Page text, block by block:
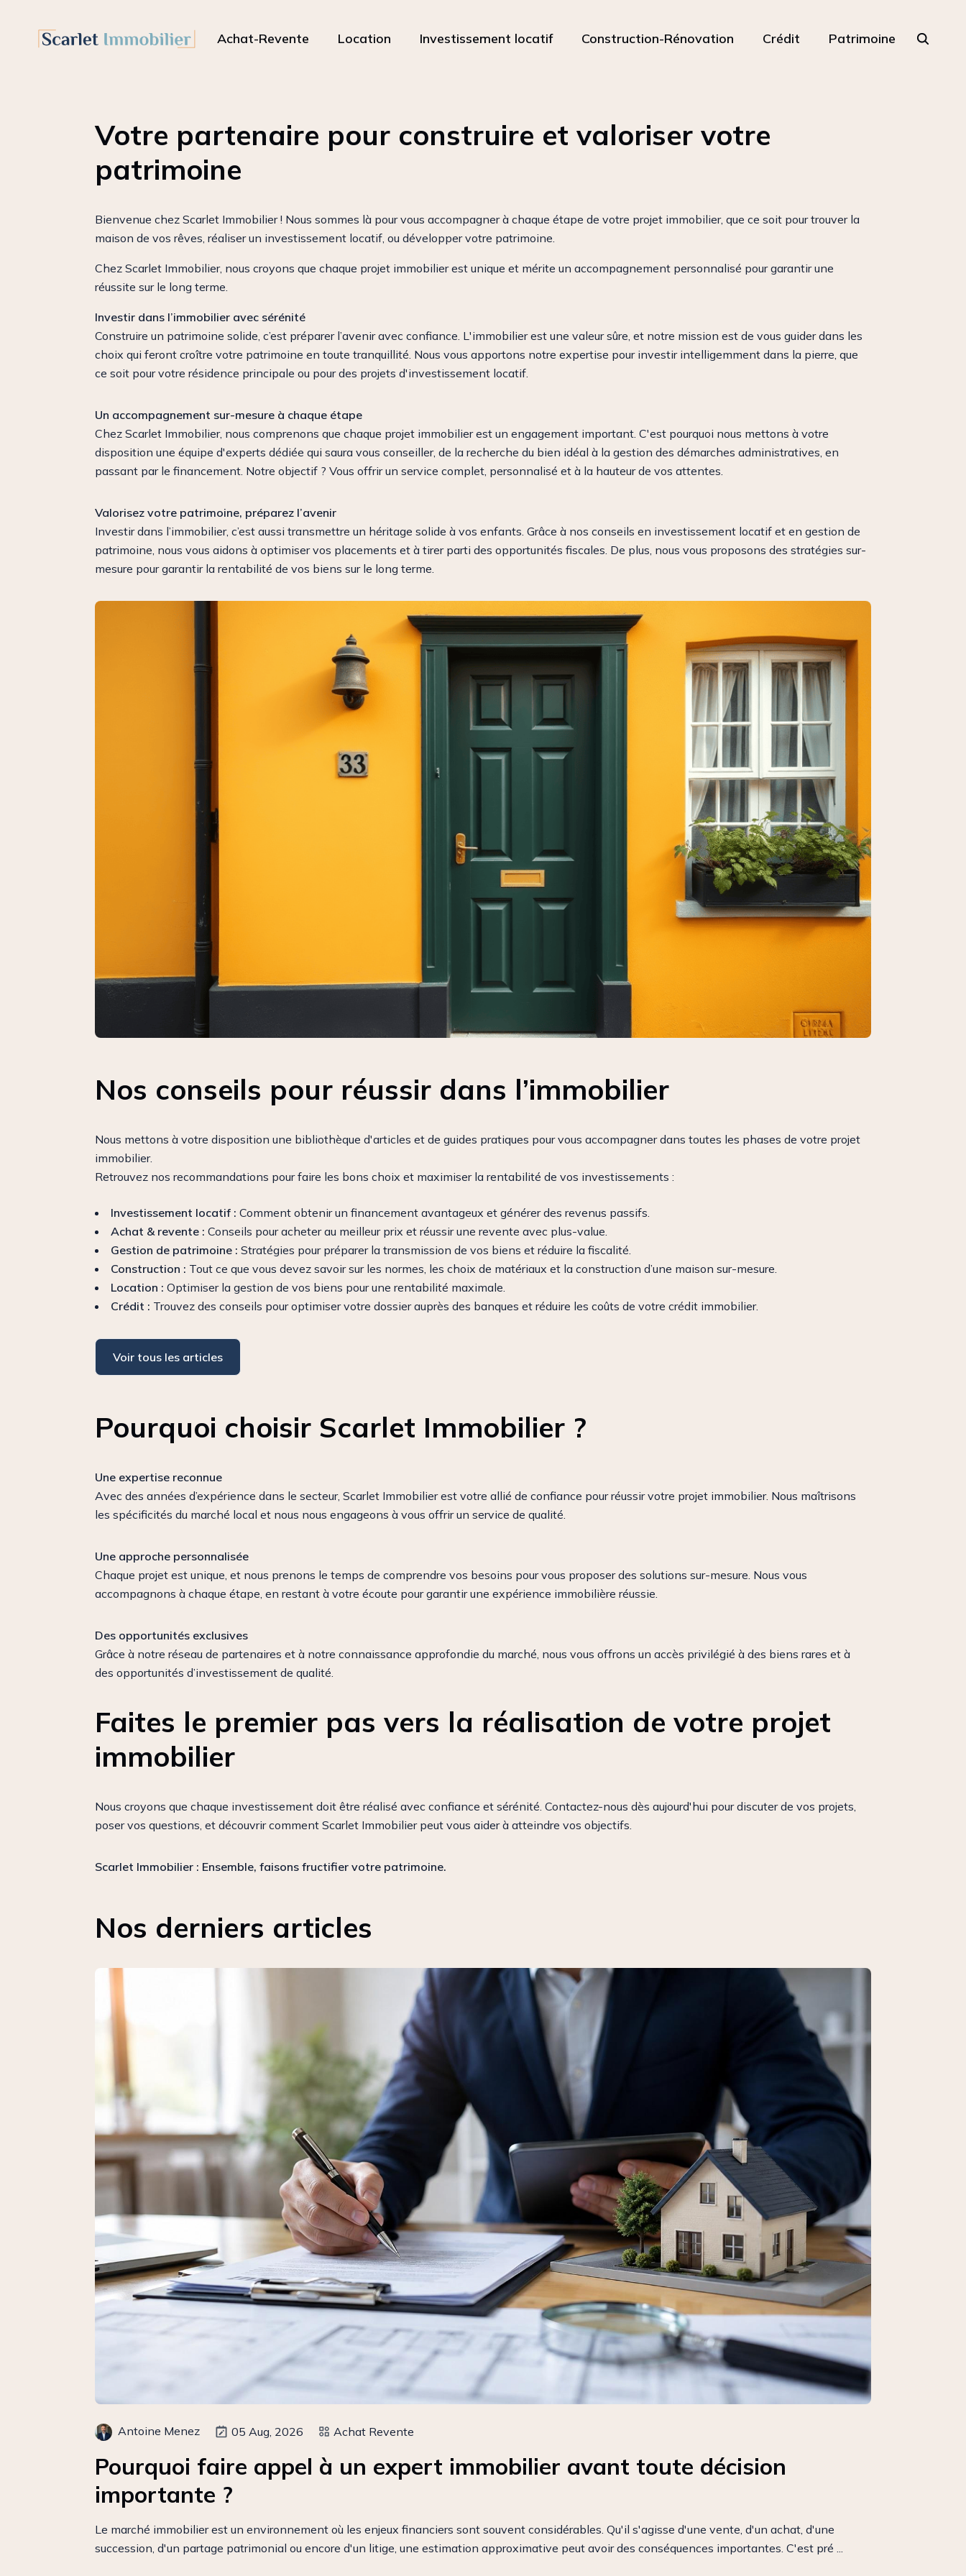
Achat-Revente Location Investissement locatif Construction-Rénovation Crédit Patrimoine
Votre partenaire pour construire et valoriser votre
patrimoine
Bienvenue chez Scarlet Immobilier ! Nous sommes là pour vous accompagner à chaque étape de votre projet immobilier, que ce soit pour trouver la
maison de vos rêves, réaliser un investissement locatif, ou développer votre patrimoine.
Chez Scarlet Immobilier, nous croyons que chaque projet immobilier est unique et mérite un accompagnement personnalisé pour garantir une
réussite sur le long terme.
Investir dans l’immobilier avec sérénité
Construire un patrimoine solide, c’est préparer l’avenir avec confiance. L'immobilier est une valeur sûre, et notre mission est de vous guider dans les
choix qui feront croître votre patrimoine en toute tranquillité. Nous vous apportons notre expertise pour investir intelligemment dans la pierre, que
ce soit pour votre résidence principale ou pour des projets d'investissement locatif.
Un accompagnement sur-mesure à chaque étape
Chez Scarlet Immobilier, nous comprenons que chaque projet immobilier est un engagement important. C'est pourquoi nous mettons à votre
disposition une équipe d'experts dédiée qui saura vous conseiller, de la recherche du bien idéal à la gestion des démarches administratives, en
passant par le financement. Notre objectif ? Vous offrir un service complet, personnalisé et à la hauteur de vos attentes.
Valorisez votre patrimoine, préparez l’avenir
Investir dans l’immobilier, c’est aussi transmettre un héritage solide à vos enfants. Grâce à nos conseils en investissement locatif et en gestion de
patrimoine, nous vous aidons à optimiser vos placements et à tirer parti des opportunités fiscales. De plus, nous vous proposons des stratégies sur-
mesure pour garantir la rentabilité de vos biens sur le long terme.
Nos conseils pour réussir dans l’immobilier
Nous mettons à votre disposition une bibliothèque d'articles et de guides pratiques pour vous accompagner dans toutes les phases de votre projet
immobilier.
Retrouvez nos recommandations pour faire les bons choix et maximiser la rentabilité de vos investissements :
Investissement locatif : Comment obtenir un financement avantageux et générer des revenus passifs.
Achat & revente : Conseils pour acheter au meilleur prix et réussir une revente avec plus-value.
Gestion de patrimoine : Stratégies pour préparer la transmission de vos biens et réduire la fiscalité.
Construction : Tout ce que vous devez savoir sur les normes, les choix de matériaux et la construction d’une maison sur-mesure.
Location : Optimiser la gestion de vos biens pour une rentabilité maximale.
Crédit : Trouvez des conseils pour optimiser votre dossier auprès des banques et réduire les coûts de votre crédit immobilier.
Voir tous les articles
Pourquoi choisir Scarlet Immobilier ?
Une expertise reconnue
Avec des années d’expérience dans le secteur, Scarlet Immobilier est votre allié de confiance pour réussir votre projet immobilier. Nous maîtrisons
les spécificités du marché local et nous nous engageons à vous offrir un service de qualité.
Une approche personnalisée
Chaque projet est unique, et nous prenons le temps de comprendre vos besoins pour vous proposer des solutions sur-mesure. Nous vous
accompagnons à chaque étape, en restant à votre écoute pour garantir une expérience immobilière réussie.
Des opportunités exclusives
Grâce à notre réseau de partenaires et à notre connaissance approfondie du marché, nous vous offrons un accès privilégié à des biens rares et à
des opportunités d’investissement de qualité.
Faites le premier pas vers la réalisation de votre projet
immobilier
Nous croyons que chaque investissement doit être réalisé avec confiance et sérénité. Contactez-nous dès aujourd'hui pour discuter de vos projets,
poser vos questions, et découvrir comment Scarlet Immobilier peut vous aider à atteindre vos objectifs.
Scarlet Immobilier : Ensemble, faisons fructifier votre patrimoine.
Nos derniers articles
Antoine Menez 05 Aug, 2026 Achat Revente
Pourquoi faire appel à un expert immobilier avant toute décision
importante ?
Le marché immobilier est un environnement où les enjeux financiers sont souvent considérables. Qu'il s'agisse d'une vente, d'un achat, d'une
succession, d'un partage patrimonial ou encore d'un litige, une estimation approximative peut avoir des conséquences importantes. C'est pré ...